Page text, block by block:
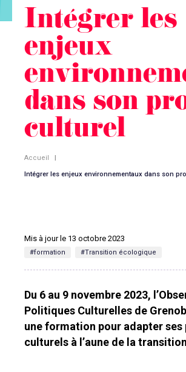
Intégrer les
enjeux
dans son
culturel
Accueil |
Intégrer les enjeux environnementaux dans son
Mis à jour le 13 octobre 2023
#formation #Transition écologique
Du 6 au 9 novembre 2023,
Politiques Culturelles de
une formation pour adapter
culturels à l’aune de la